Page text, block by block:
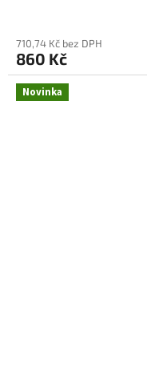
710,74 Kč bez DPH
860 Kč
Novinka